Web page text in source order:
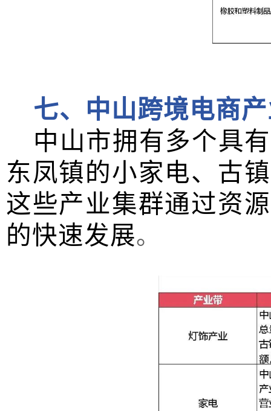
七、中山跨境电商
中山市拥有多个具
东凤镇的小家电、古
这些产业集群通过资
的快速发展。